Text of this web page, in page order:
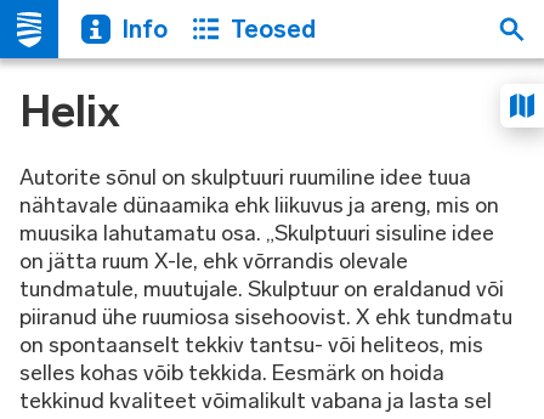
Info Teosed
Helix
Autorite sõnul on skulptuuri ruumiline idee tuua
nähtavale dünaamika ehk liikuvus ja areng, mis on
muusika lahutamatu osa. „Skulptuuri sisuline idee
on jätta ruum X-le, ehk võrrandis olevale
tundmatule, muutujale. Skulptuur on eraldanud või
piiranud ühe ruumiosa sisehoovist. X ehk tundmatu
on spontaanselt tekkiv tantsu- või heliteos, mis
selles kohas võib tekkida. Eesmärk on hoida
tekkinud kvaliteet võimalikult vabana ja lasta sel